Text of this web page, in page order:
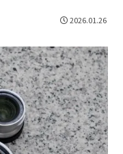
2026.01.26